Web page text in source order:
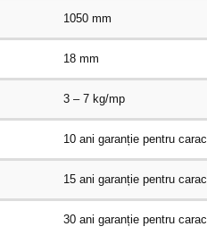
1050 mm
18 mm
3 – 7 kg/mp
10 ani garanție pentru
15 ani garanție pentru
30 ani garanție pentru